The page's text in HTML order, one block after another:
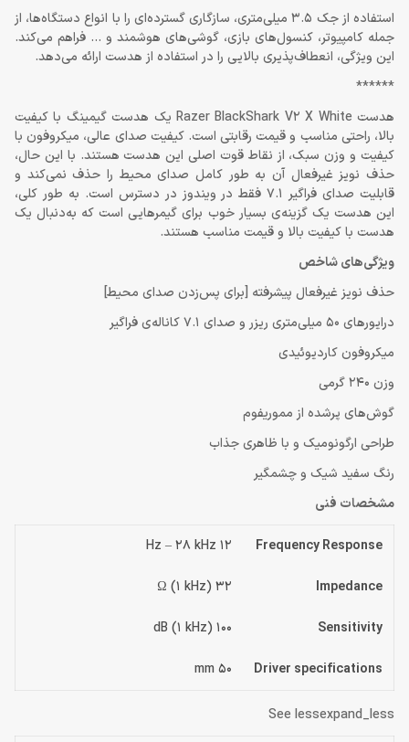
استفاده از جک 3.5 میلی‌متری، سازگاری گسترده‌ای را با انواع دستگاه‌ها، از
جمله کامپیوتر، کنسول‌های بازی، گوشی‌های هوشمند و … فراهم می‌کند.
این ویژگی، انعطاف‌پذیری بالایی را در استفاده از هدست ارائه می‌دهد.
******
هدست Razer BlackShark V2 X White یک هدست گیمینگ با کیفیت
بالا، راحتی مناسب و قیمت رقابتی است. کیفیت صدای عالی، میکروفون با
کیفیت و وزن سبک، از نقاط قوت اصلی این هدست هستند. با این حال،
حذف نویز غیرفعال آن به طور کامل صدای محیط را حذف نمی‌کند و
قابلیت صدای فراگیر 7.1 فقط در ویندوز در دسترس است. به طور کلی،
این هدست یک گزینه‌ی بسیار خوب برای گیمرهایی است که به‌دنبال یک
هدست با کیفیت بالا و قیمت مناسب هستند.
ویژگی‌های شاخص
حذف نویز غیرفعال پیشرفته [برای پس‌زدن صدای محیط]
درایورهای 50 میلی‌متری ریزر و صدای 7.1 کاناله‌ی فراگیر
میکروفون کاردیوئیدی
وزن 240 گرمی
گوش‌های پرشده از مموری‎فوم
طراحی ارگونومیک و با ظاهری جذاب
رنگ سفید شیک و چشمگیر
مشخصات فنی
Frequency Response
12 Hz – 28 kHz
Impedance
32 Ω (1 kHz)
Sensitivity
100 dB (1 kHz)
Driver specifications
50 mm
See lessexpand_less